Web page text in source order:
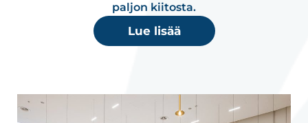
paljon kiitosta.
Lue lisää